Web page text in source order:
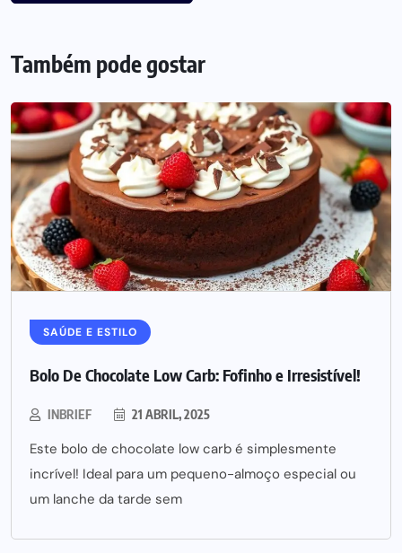
Também pode gostar
SAÚDE E ESTILO
Bolo De Chocolate Low Carb: Fofinho e Irresistível!
INBRIEF 21 ABRIL, 2025
Este bolo de chocolate low carb é simplesmente
incrível! Ideal para um pequeno-almoço especial ou
um lanche da tarde sem